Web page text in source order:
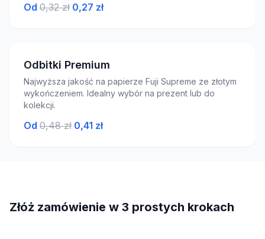
Od 0,32 zł 0,27 zł
Odbitki Premium
Najwyższa jakość na papierze Fuji Supreme ze złotym
wykończeniem. Idealny wybór na prezent lub do
kolekcji.
Od 0,48 zł 0,41 zł
Złóż zamówienie w 3 prostych krokach